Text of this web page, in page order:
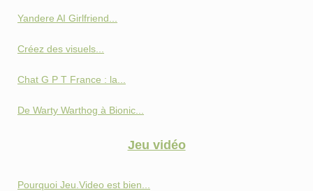
Yandere AI Girlfriend...
Créez des visuels...
Chat G P T France : la...
De Warty Warthog à Bionic...
Jeu vidéo
Pourquoi Jeu.Video est bien...